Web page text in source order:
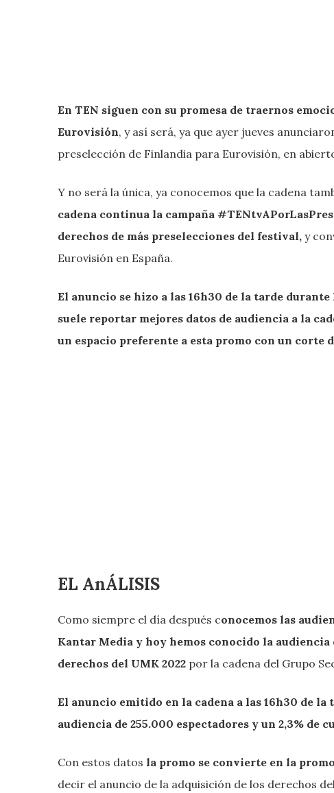
En TEN siguen con su promesa de traernos
Eurovisión, y así será, ya que ayer jueves
preselección de Finlandia para Eurovisión, en
Y no será la única, ya conocemos que la cadena
cadena continua la campaña
derechos de más preselecciones del festival, y
Eurovisión en España.
El anuncio se hizo a las 16h30 de la tarde
suele reportar mejores datos de audiencia a la
un espacio preferente a esta promo con un
EL AnÁLISIS
Como siempre el día después conocemos las
Kantar Media y hoy hemos conocido la
derechos del UMK 2022 por la cadena del Grupo
El anuncio emitido en la cadena a las 16h30 de la
audiencia de 255.000 espectadores y un 2,3% de
Con estos datos la promo se convierte en la
decir el anuncio de la adquisición de los derechos